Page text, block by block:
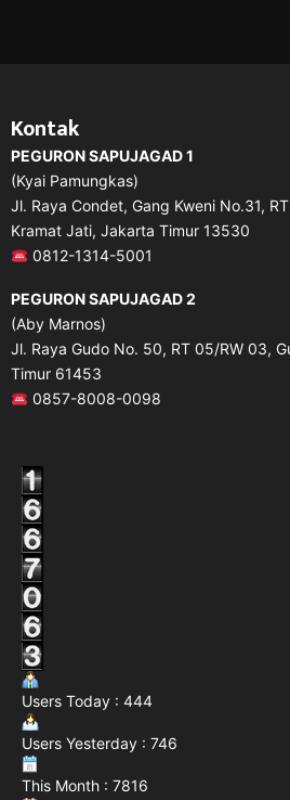
Kontak
PEGURON SAPUJAGAD 1
(Kyai Pamungkas)
Jl. Raya Condet, Gang Kweni No.31,
Kramat Jati, Jakarta Timur 13530
0812-1314-5001
PEGURON SAPUJAGAD 2
(Aby Marnos)
Jl. Raya Gudo No. 50, RT 05/RW 03,
Timur 61453
0857-8008-0098
Users Today : 444
Users Yesterday : 746
This Month : 7816